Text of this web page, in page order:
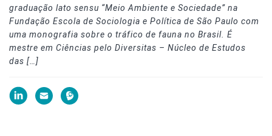
graduação lato sensu “Meio Ambiente e Sociedade” na
Fundação Escola de Sociologia e Política de São Paulo com
uma monografia sobre o tráfico de fauna no Brasil. É
mestre em Ciências pelo Diversitas – Núcleo de Estudos
das […]